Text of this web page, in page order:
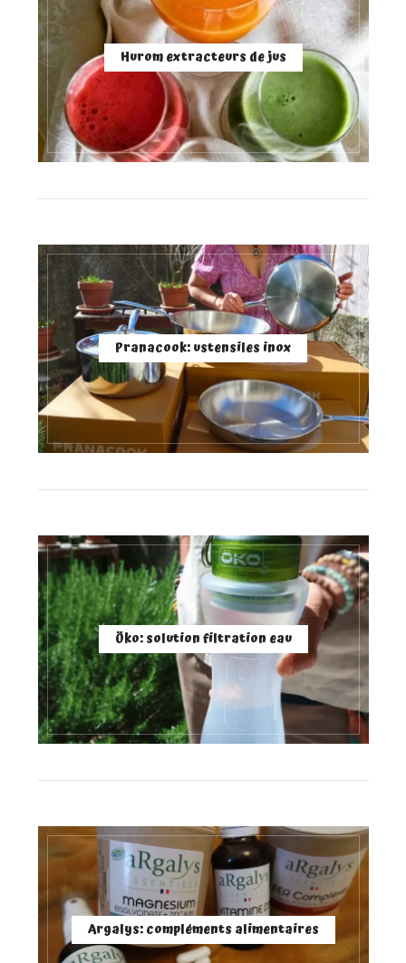
Hurom extracteurs de jus
Pranacook: ustensiles inox
Öko: solution filtration eau
Argalys: compléments alimentaires